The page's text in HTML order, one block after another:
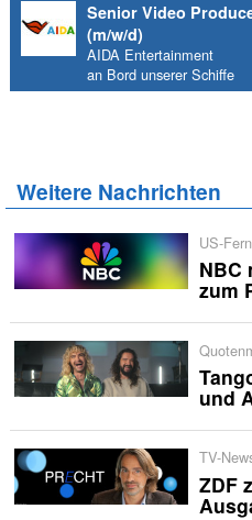
Senior Video
(m/w/d)
AIDA Entertainment
an Bord unserer Schiffe
Weitere Nachrichten
US-
NBC
zum
und
TV-
ZDF